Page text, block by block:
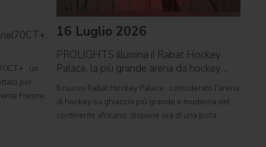
, un
per
Fresnel
16 Luglio 2026
PROLIGHTS illumina il Rabat Hockey
Palace, la più grande arena da hockey
d'Africa
Il nuovo Rabat Hockey Palace , considerato l'arena
di hockey su ghiaccio più grande e moderna del
continente africano, dispone ora di una pista